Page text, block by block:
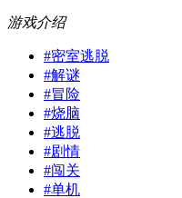
游戏介绍
#密室逃脱
#解谜
#冒险
#烧脑
#逃脱
#剧情
#闯关
#单机